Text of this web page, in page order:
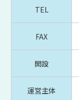
TEL
FAX
開設
運営主体